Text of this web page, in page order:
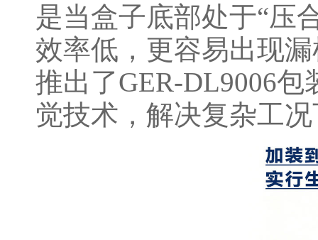
是当盒子底部处于“压
效率低，更容易出现
推出了GER-DL9006
觉技术，解决复杂工